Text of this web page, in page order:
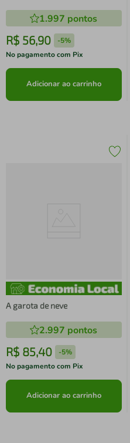
1.997 pontos
R$ 56,90 -5%
No pagamento com Pix
Adicionar ao carrinho
A garota de neve
2.997 pontos
R$ 85,40 -5%
No pagamento com Pix
Adicionar ao carrinho